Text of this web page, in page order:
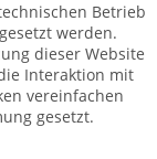
Betrieb
werden.
dieser Website
Interaktion mit
vereinfachen
gesetzt.